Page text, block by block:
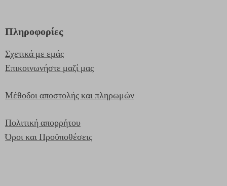
Πληροφορίες
Σχετικά με εμάς
Επικοινωνήστε μαζί μας
Μέθοδοι αποστολής και πληρωμών
Πολιτική απορρήτου
Όροι και Προϋποθέσεις